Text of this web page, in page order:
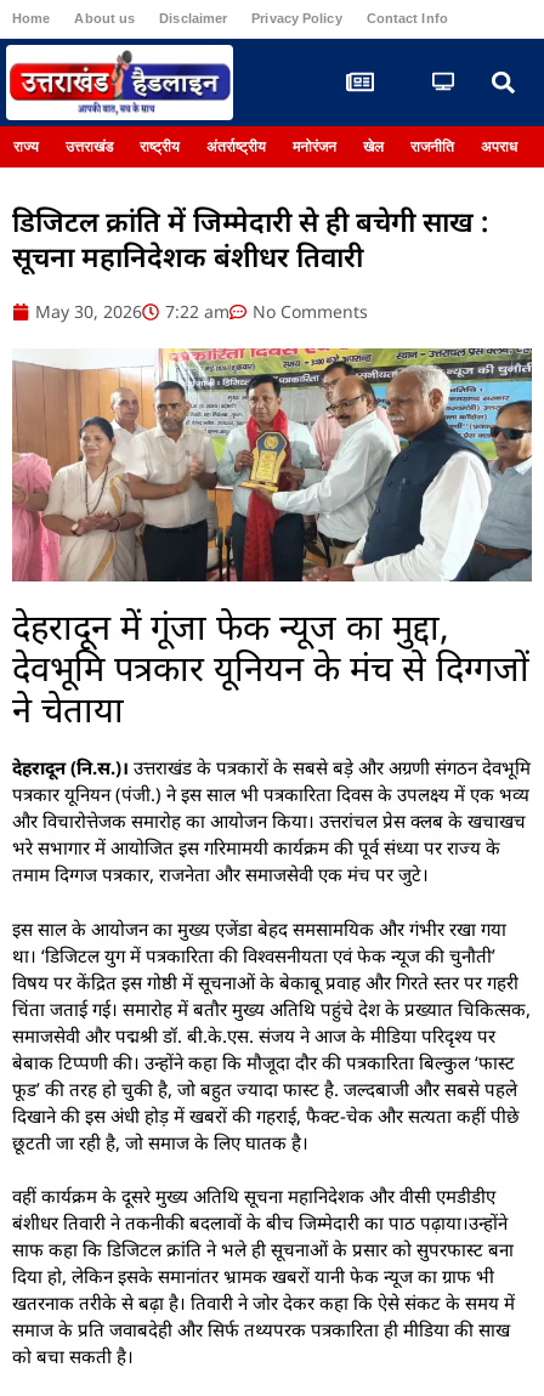
Home About us Disclaimer Privacy Policy Contact Info
राज्य उत्तराखंड राष्ट्रीय अंतर्राष्ट्रीय मनोरंजन खेल राजनीति अपराध
डिजिटल क्रांति में जिम्मेदारी से ही बचेगी साख :
सूचना महानिदेशक बंशीधर तिवारी
May 30, 2026 7:22 am No Comments
देहरादून में गूंजा फेक न्यूज का मुद्दा,
देवभूमि पत्रकार यूनियन के मंच से दिग्गजों
ने चेताया
देहरादून (नि.स.)। उत्तराखंड के पत्रकारों के सबसे बड़े और अग्रणी संगठन देवभूमि
पत्रकार यूनियन (पंजी.) ने इस साल भी पत्रकारिता दिवस के उपलक्ष्य में एक भव्य
और विचारोत्तेजक समारोह का आयोजन किया। उत्तरांचल प्रेस क्लब के खचाखच
भरे सभागार में आयोजित इस गरिमामयी कार्यक्रम की पूर्व संध्या पर राज्य के
तमाम दिग्गज पत्रकार, राजनेता और समाजसेवी एक मंच पर जुटे।
इस साल के आयोजन का मुख्य एजेंडा बेहद समसामयिक और गंभीर रखा गया
था। ‘डिजिटल युग में पत्रकारिता की विश्वसनीयता एवं फेक न्यूज की चुनौती’
विषय पर केंद्रित इस गोष्ठी में सूचनाओं के बेकाबू प्रवाह और गिरते स्तर पर गहरी
चिंता जताई गई। समारोह में बतौर मुख्य अतिथि पहुंचे देश के प्रख्यात चिकित्सक,
समाजसेवी और पद्मश्री डॉ. बी.के.एस. संजय ने आज के मीडिया परिदृश्य पर
बेबाक टिप्पणी की। उन्होंने कहा कि मौजूदा दौर की पत्रकारिता बिल्कुल ‘फास्ट
फूड’ की तरह हो चुकी है, जो बहुत ज्यादा फास्ट है. जल्दबाजी और सबसे पहले
दिखाने की इस अंधी होड़ में खबरों की गहराई, फैक्ट-चेक और सत्यता कहीं पीछे
छूटती जा रही है, जो समाज के लिए घातक है।
वहीं कार्यक्रम के दूसरे मुख्य अतिथि सूचना महानिदेशक और वीसी एमडीडीए
बंशीधर तिवारी ने तकनीकी बदलावों के बीच जिम्मेदारी का पाठ पढ़ाया।उन्होंने
साफ कहा कि डिजिटल क्रांति ने भले ही सूचनाओं के प्रसार को सुपरफास्ट बना
दिया हो, लेकिन इसके समानांतर भ्रामक खबरों यानी फेक न्यूज का ग्राफ भी
खतरनाक तरीके से बढ़ा है। तिवारी ने जोर देकर कहा कि ऐसे संकट के समय में
समाज के प्रति जवाबदेही और सिर्फ तथ्यपरक पत्रकारिता ही मीडिया की साख
को बचा सकती है।